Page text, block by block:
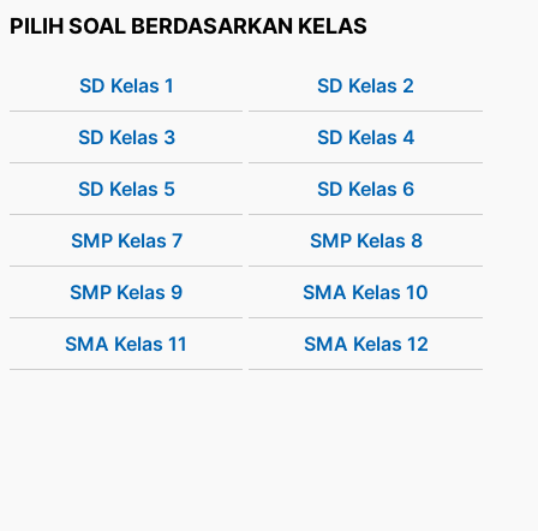
PILIH SOAL BERDASARKAN KELAS
SD Kelas 1 SD Kelas 2
SD Kelas 3 SD Kelas 4
SD Kelas 5 SD Kelas 6
SMP Kelas 7 SMP Kelas 8
SMP Kelas 9 SMA Kelas 10
SMA Kelas 11 SMA Kelas 12